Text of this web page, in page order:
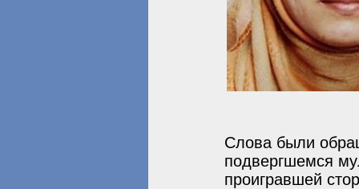
Слова были
подвергшемся
проигравшей